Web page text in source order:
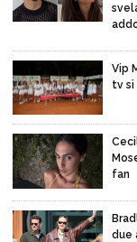
Vip
tv si
fan
due